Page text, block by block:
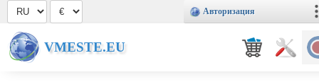
Авторизация
VMESTE.EU